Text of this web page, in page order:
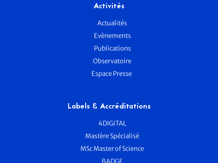
Activités
Actualités
Evènements
Publications
Observatoire
Espace Presse
Labels & Accréditations
4DIGITAL
Mastère Spécialisé
MSc Master of Science
BADGE